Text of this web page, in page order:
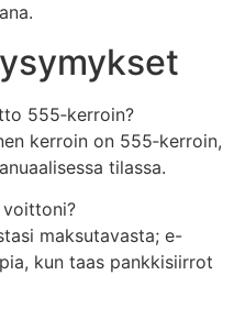
555‑kerroin?
kerroin on 555‑kerroin,
tilassa.
voittoni?
maksutavasta; e-
kun taas pankkisiirrot